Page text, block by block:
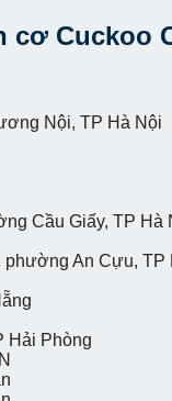
Cuckoo
Nội, TP Hà Nội
Cầu Giấy, TP Hà
phường An Cựu, TP
Hải Phòng